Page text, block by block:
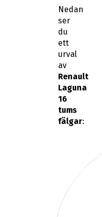
Nedan
ser
du
ett
urval
av
Renault
Laguna
16
tums
fälgar: